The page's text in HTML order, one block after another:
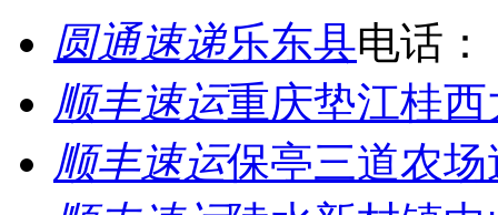
圆通速递乐东县电话：
顺丰速运重庆垫江桂
顺丰速运保亭三道农